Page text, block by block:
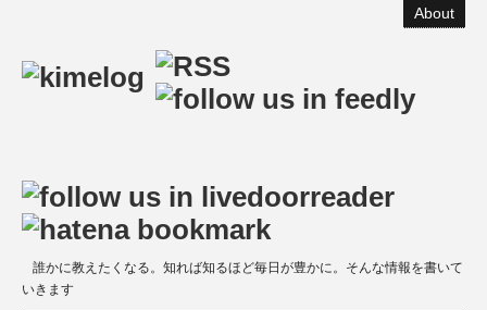
About
誰かに教えたくなる。知れば知るほど毎日が豊かに。そんな情報を書いて
いきます